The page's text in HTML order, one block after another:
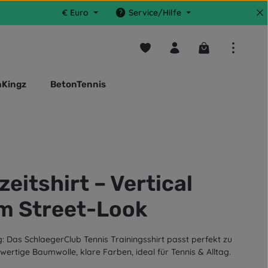
€ Euro Service/Hilfe
Du hast 0 Produkte auf dem
Warenkorb
BetonTennis
– Vertical
Street-Look
Das SchlaegerClub Tennis Trainingsshirt passt perfekt zu
Baumwolle, klare Farben, ideal für Tennis & Alltag.